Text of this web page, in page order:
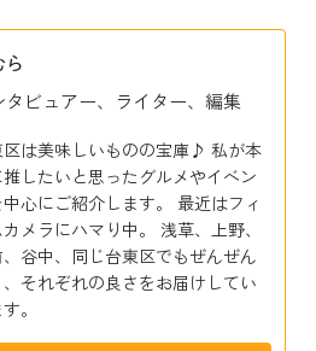
ら
タビュアー、ライター、編集
区は美味しいものの宝庫♪ 私が本
推したいと思ったグルメやイベン
中心にご紹介します。 最近はフィ
メラにハマり中。 浅草、上野、
、谷中、同じ台東区でもぜんぜん
、それぞれの良さをお届けしてい
。